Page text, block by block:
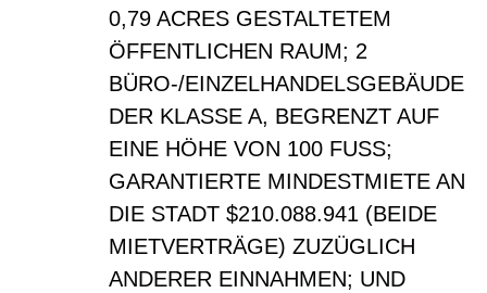
0,79 ACRES GESTALTETEM
ÖFFENTLICHEN RAUM; 2
BÜRO-/EINZELHANDELSGEBÄUDE
DER KLASSE A, BEGRENZT AUF
EINE HÖHE VON 100 FUSS;
GARANTIERTE MINDESTMIETE AN
DIE STADT $210.088.941 (BEIDE
MIETVERTRÄGE) ZUZÜGLICH
ANDERER EINNAHMEN; UND